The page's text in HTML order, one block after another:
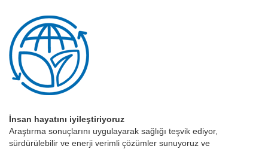
İnsan hayatını iyileştiriyoruz
Araştırma sonuçlarını uygulayarak sağlığı teşvik ediyor,
sürdürülebilir ve enerji verimli çözümler sunuyoruz ve